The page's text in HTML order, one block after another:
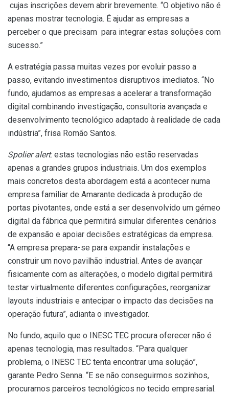
cujas inscrições devem abrir brevemente. “O objetivo não é
apenas mostrar tecnologia. É ajudar as empresas a
perceber o que precisam para integrar estas soluções com
sucesso.”
A estratégia passa muitas vezes por evoluir passo a
passo, evitando investimentos disruptivos imediatos. “No
fundo, ajudamos as empresas a acelerar a transformação
digital combinando investigação, consultoria avançada e
desenvolvimento tecnológico adaptado à realidade de cada
indústria”, frisa Romão Santos.
Spolier alert: estas tecnologias não estão reservadas
apenas a grandes grupos industriais. Um dos exemplos
mais concretos desta abordagem está a acontecer numa
empresa familiar de Amarante dedicada à produção de
portas pivotantes, onde está a ser desenvolvido um gémeo
digital da fábrica que permitirá simular diferentes cenários
de expansão e apoiar decisões estratégicas da empresa.
“A empresa prepara-se para expandir instalações e
construir um novo pavilhão industrial. Antes de avançar
fisicamente com as alterações, o modelo digital permitirá
testar virtualmente diferentes configurações, reorganizar
layouts industriais e antecipar o impacto das decisões na
operação futura”, adianta o investigador.
No fundo, aquilo que o INESC TEC procura oferecer não é
apenas tecnologia, mas resultados. “Para qualquer
problema, o INESC TEC tenta encontrar uma solução”,
garante Pedro Senna. “E se não conseguirmos sozinhos,
procuramos parceiros tecnológicos no tecido empresarial.